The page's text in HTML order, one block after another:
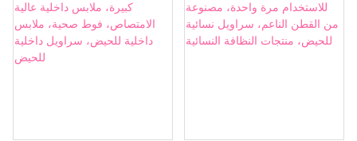
من التسرب وسهولة الاستخدام في
تصميم واحد. صُممت خصيصًا لتلبية
احتياجات النساء خلال فترة الدورة
الشهرية، حيث توفر تغطيةً كاملةً ومقاسًا
من التسرب وسهولة الاستخدام في
تصميم واحد. صُممت خصيصًا لتلبية
احتياجات النساء خلال فترة الدورة